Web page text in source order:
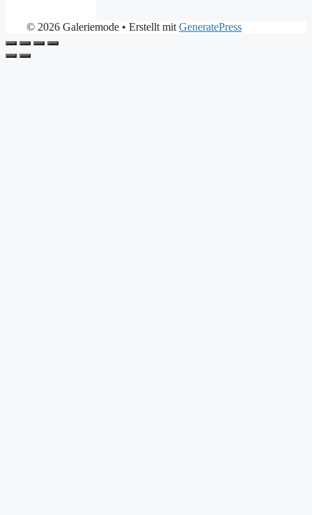
© 2026 Galeriemode • Erstellt mit GeneratePress